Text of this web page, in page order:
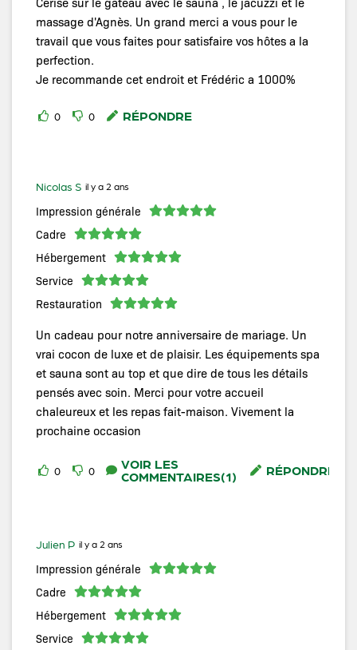
massage d'Agnès. Un grand merci a vous pour le
travail que vous faites pour satisfaire vos hôtes a la
perfection.
Je recommande cet endroit et Frédéric a 1000%
0 0 RÉPONDRE
Nicolas S il y a 2 ans
Impression générale
Cadre
Hébergement
Service
Restauration
Un cadeau pour notre anniversaire de mariage. Un
vrai cocon de luxe et de plaisir. Les équipements spa
et sauna sont au top et que dire de tous les détails
pensés avec soin. Merci pour votre accueil
chaleureux et les repas fait-maison. Vivement la
prochaine occasion
0 0 VOIR LES
COMMENTAIRES(1) RÉPONDRE
Julien P il y a 2 ans
Impression générale
Cadre
Hébergement
Service